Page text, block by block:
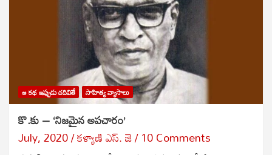
ఆ కథ ఇప్పుడు చదివితే సాహిత్య వ్యాసాలు
కొ.కు – ‘నిజమైన అపచారం’
July, 2020 కళ్యాణి ఎస్. జె 10 Comments